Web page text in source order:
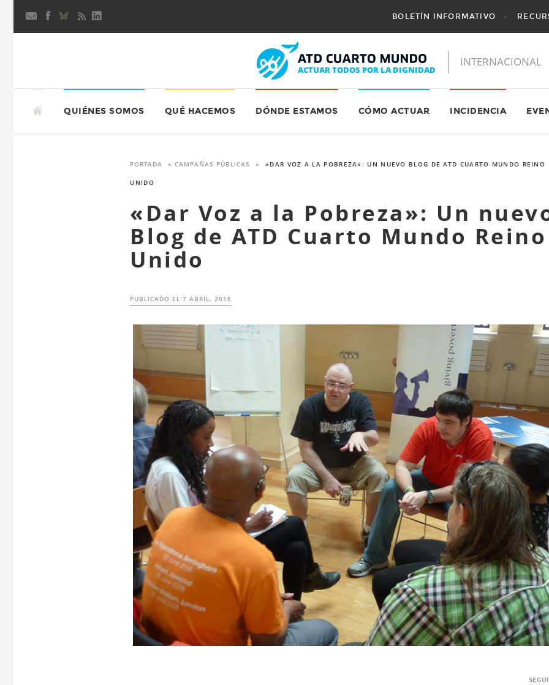
content
BOLETÍN INFORMATIVO
TO
CONTENTQUIÉNES SOMOS QUÉ HACEMOS DÓNDE ESTAMOS CÓMO ACTUAR INCIDENCIA
PORTADA »CAMPAÑAS PÚBLICAS » «DAR VOZ A LA POBREZA»: UN NUEVO BLOG DE ATD CUARTO MUNDO REINO
UNIDO
«Dar Voz a la Pobreza»: Un
Blog de ATD Cuarto Mundo Reino
Unido
PUBLICADO EL7 ABRIL, 2016